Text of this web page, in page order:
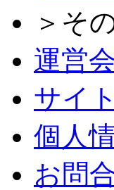
＞そ
運営
サイ
個人
お問